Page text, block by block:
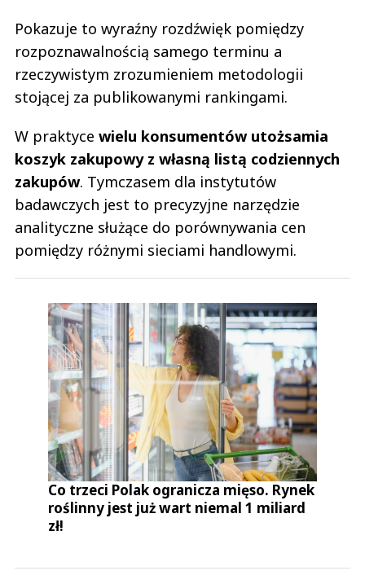
Pokazuje to wyraźny rozdźwięk pomiędzy
rozpoznawalnością samego terminu a
rzeczywistym zrozumieniem metodologii
stojącej za publikowanymi rankingami.
W praktyce wielu konsumentów utożsamia
koszyk zakupowy z własną listą codziennych
zakupów. Tymczasem dla instytutów
badawczych jest to precyzyjne narzędzie
analityczne służące do porównywania cen
pomiędzy różnymi sieciami handlowymi.
Co trzeci Polak ogranicza mięso. Rynek
roślinny jest już wart niemal 1 miliard
zł!